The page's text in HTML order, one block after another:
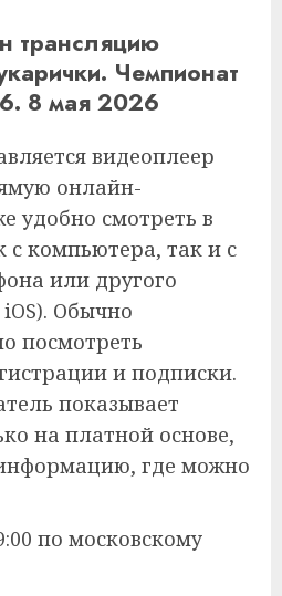
трансляцию
Чемпионат
8 мая 2026
видеоплеер
онлайн-
удобно смотреть в
компьютера, так и с
или другого
Обычно
посмотреть
и подписки.
показывает
на платной основе,
где можно
по московскому